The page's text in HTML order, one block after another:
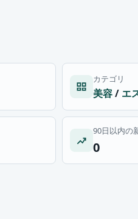
カテゴリ
美容 / エ
90日以内の
0